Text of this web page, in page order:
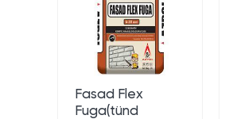
Fasad Flex
Fuga(tünd